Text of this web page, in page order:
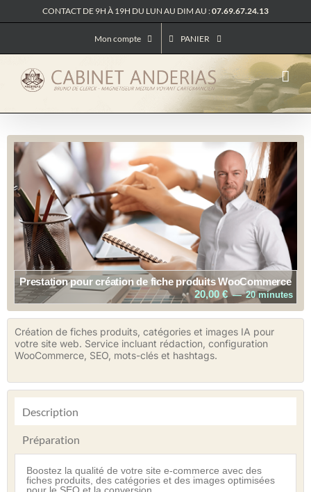
au
CONTACT DE 9H À 19H DU LUN AU DIM AU :07.69.67.24.13
Mon compte PANIER
Prestation pour création de fiche produits WooCommerce
20,00 € 20 minutes
Création de fiches produits, catégories et images IA pour
votre site web. Service incluant rédaction, configuration
WooCommerce, SEO, mots-clés et hashtags.
Description
Préparation
Boostez la qualité de votre site e-commerce avec des
fiches produits, des catégories et des images optimisées